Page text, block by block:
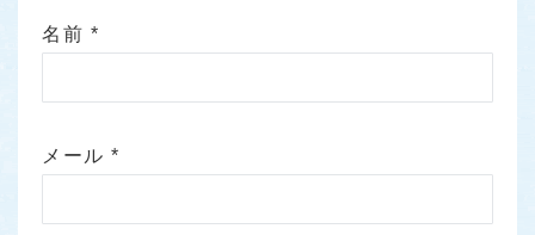
名前 *
メール*